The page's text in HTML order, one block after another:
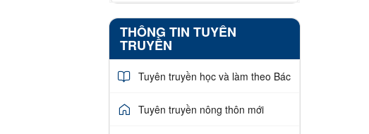
THÔNG TIN TUYÊN
TRUYỀN
Tuyên truyền học và làm theo Bác
Tuyên truyền nông thôn mới